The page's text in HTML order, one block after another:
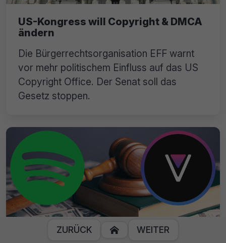
US-Kongress will Copyright & DMCA
ändern
Die Bürgerrechtsorganisation EFF warnt
vor mehr politischem Einfluss auf das US
Copyright Office. Der Senat soll das
Gesetz stoppen.
Spotify zielt mit DMCA-Takedown auf
ZURÜCK  WEITER